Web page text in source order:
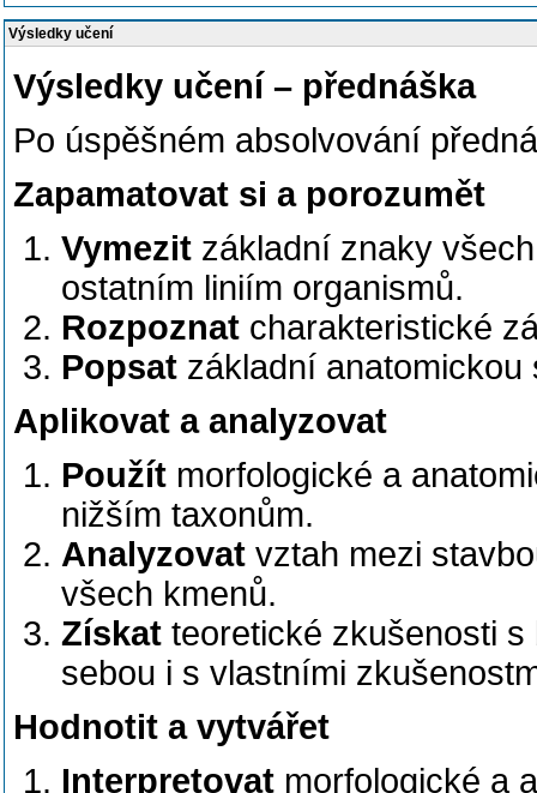
Výsledky učení
Výsledky učení – přednáška
Po úspěšném absolvování
Zapamatovat si a porozumět
Vymezit základní znaky
ostatním liniím organismů.
Rozpoznat charakteristické
Popsat základní
Aplikovat a analyzovat
Použít morfologické a
nižším taxonům.
Analyzovat vztah mezi
všech kmenů.
Získat teoretické zkušenosti
sebou i s vlastními
Hodnotit a vytvářet
Interpretovat morfologické a